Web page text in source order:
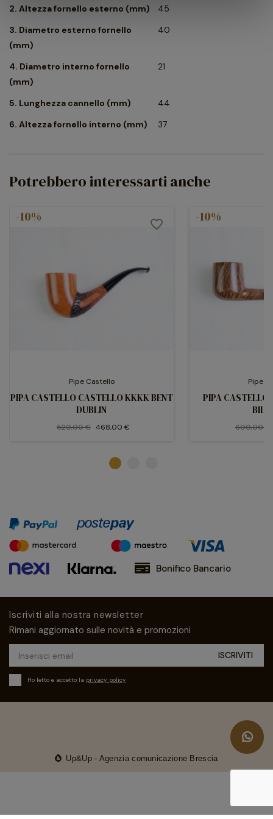
ricercare in un concetto base ma essenziale: una pipa che
aroma, caratteristica del tabacco fumato.
2. Altezza fornello esterno (mm)
45
3. Diametro esterno fornello
(mm)
40
4. Diametro interno fornello
(mm)
21
5. Lunghezza cannello (mm)
44
6. Altezza fornello interno (mm)
37
Potrebbero interessarti anche
-10%
Pipe Castello
PIPA CASTELLO CASTELLO KKKK BENT
DUBLIN
520,00 € 468,00 €
favorite_border -10%
Pipe
PIPA CASTELLO
600,00 €
Bonifico Bancario
Iscriviti alla nostra newsletter
Rimani aggiornato sulle novità e promozioni
Ho letto e accetto la privacy policy
Up&Up - Agenzia comunicazione Brescia